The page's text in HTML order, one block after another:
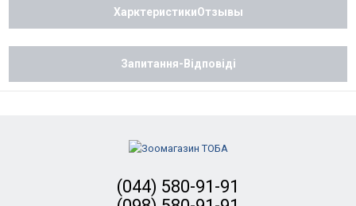
ХарктеристикиОтзывы
Запитання-Відповіді
(044) 580-91-91